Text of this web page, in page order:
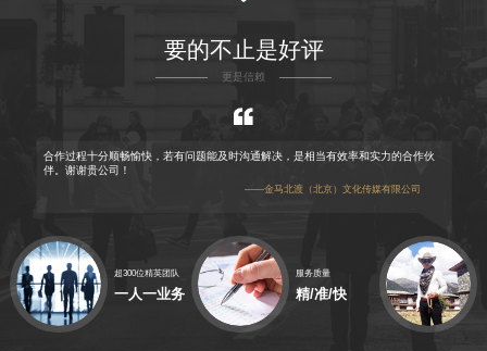
要的不止是好评
更是信赖
合作过程十分顺畅愉快，若有问题能及时沟通解决，是相当有效率和实力的合作伙
伴。谢谢贵公司！
——金马北渡（北京）文化传媒有限公司
超300位精英团队
一人一业务
服务质量
精/准/快